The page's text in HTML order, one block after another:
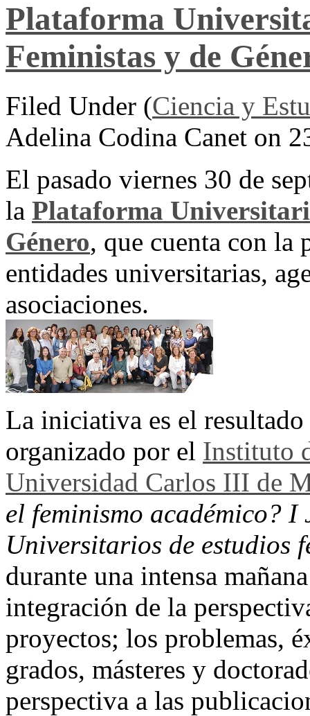
Plataforma
Feministas y de
Filed Under (Ciencia y
Adelina Codina Canet on
El pasado viernes 30 de
la Plataforma
Género, que cuenta con la
entidades universitarias,
asociaciones.
La iniciativa es el
organizado por el Instituto
Universidad Carlos III de
el feminismo académico? I
Universitarios de estudios
durante una intensa
integración de la
proyectos; los problemas,
grados, másteres y
perspectiva a las